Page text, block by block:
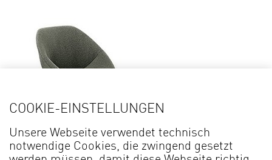
COOKIE-EINSTELLUNGEN
Unsere Webseite verwendet technisch
notwendige Cookies, die zwingend gesetzt